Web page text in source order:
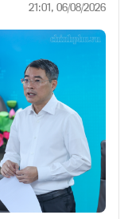
21:01, 06/08/2026